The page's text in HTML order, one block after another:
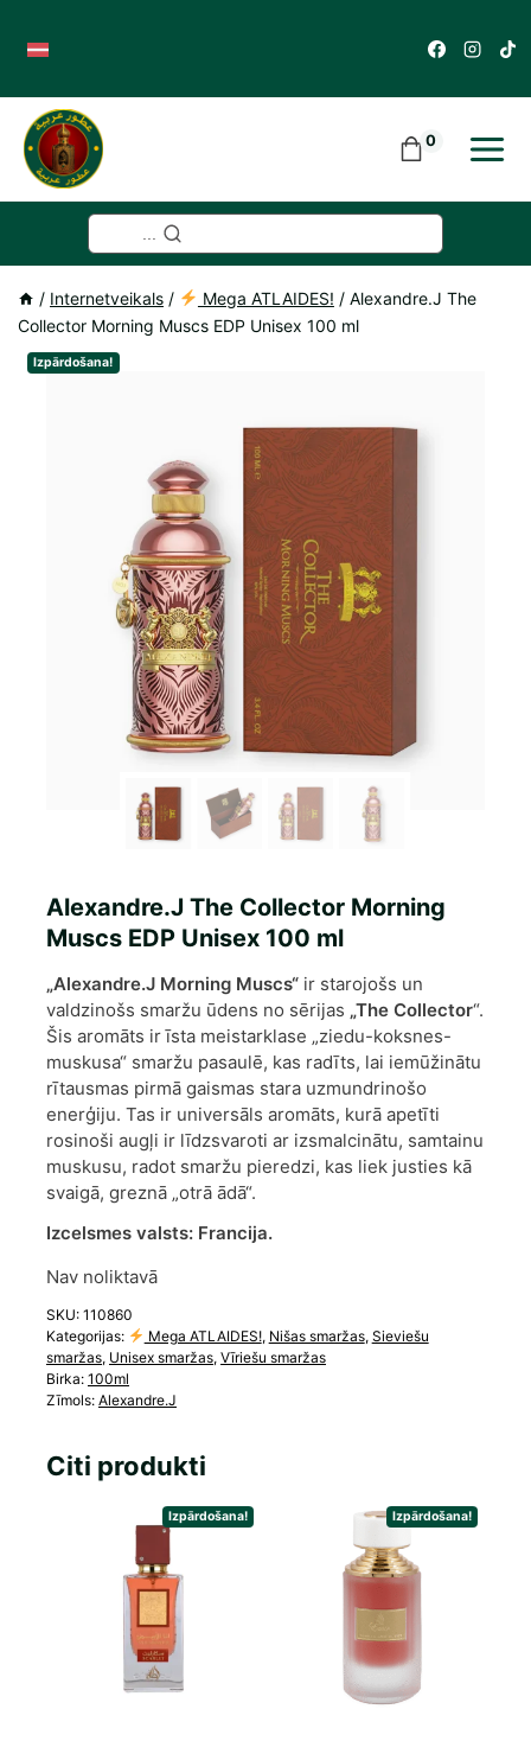
content
0
/ Internetveikals / Mega ATLAIDES! / Alexandre.J The
Collector Morning Muscs EDP Unisex 100 ml
Izpārdošana!
Alexandre.J The Collector Morning
Muscs EDP Unisex 100 ml
„Alexandre.J Morning Muscs“ ir starojošs un
valdzinošs smaržu ūdens no sērijas „The Collector“.
Šis aromāts ir īsta meistarklase „ziedu-koksnes-
muskusa“ smaržu pasaulē, kas radīts, lai iemūžinātu
rītausmas pirmā gaismas stara uzmundrinošo
enerģiju. Tas ir universāls aromāts, kurā apetīti
rosinoši augļi ir līdzsvaroti ar izsmalcinātu, samtainu
muskusu, radot smaržu pieredzi, kas liek justies kā
svaigā, greznā „otrā ādā“.
Izcelsmes valsts: Francija.
Nav noliktavā
SKU: 110860
Kategorijas:
Mega ATLAIDES!, Nišas smaržas, Sieviešu
smaržas, Unisex smaržas, Vīriešu smaržas
Birka: 100ml
Zīmols: Alexandre.J
Citi produkti
Izpārdošana! Izpārdošana!